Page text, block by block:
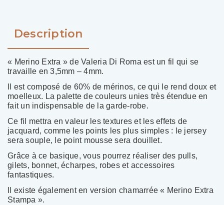
Description
« Merino Extra » de Valeria Di Roma est un fil qui se
travaille en 3,5mm – 4mm.
Il est composé de 60% de mérinos, ce qui le rend doux et
moelleux. La palette de couleurs unies très étendue en
fait un indispensable de la garde-robe.
Ce fil mettra en valeur les textures et les effets de
jacquard, comme les points les plus simples : le jersey
sera souple, le point mousse sera douillet.
Grâce à ce basique, vous pourrez réaliser des pulls,
gilets, bonnet, écharpes, robes et accessoires
fantastiques.
Il existe également en version chamarrée « Merino Extra
Stampa ».